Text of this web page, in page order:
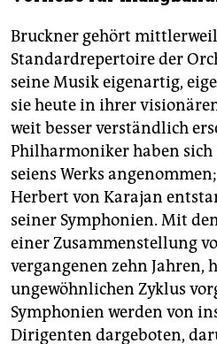
Bruckner gehört
Standardrepertoire der
seine Musik eigenartig,
sie heute in ihrer
weit besser verständlich
Philharmoniker haben
seiens Werks
Herbert von Karajan
seiner Symphonien. Mit
einer Zusammenstellung
vergangenen zehn Jahren,
ungewöhnlichen Zyklus
Symphonien werden von
Dirigenten dargeboten,